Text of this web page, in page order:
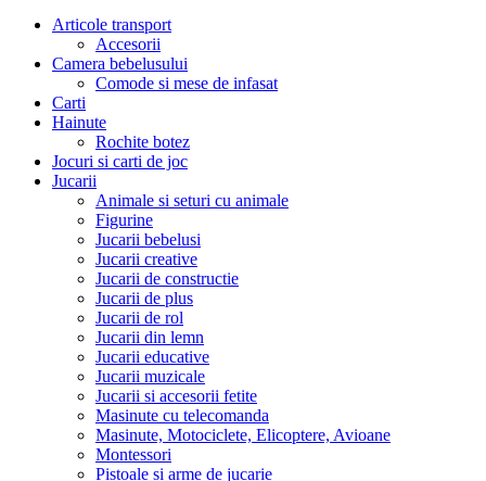
Articole transport
Accesorii
Camera bebelusului
Comode si mese de infasat
Carti
Hainute
Rochite botez
Jocuri si carti de joc
Jucarii
Animale si seturi cu animale
Figurine
Jucarii bebelusi
Jucarii creative
Jucarii de constructie
Jucarii de plus
Jucarii de rol
Jucarii din lemn
Jucarii educative
Jucarii muzicale
Jucarii si accesorii fetite
Masinute cu telecomanda
Masinute, Motociclete, Elicoptere, Avioane
Montessori
Pistoale si arme de jucarie